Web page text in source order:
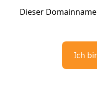
Dieser
Ich